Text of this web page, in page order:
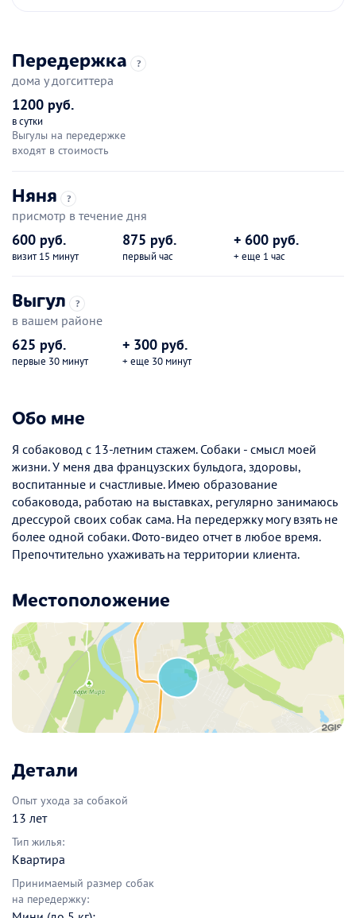
Передержка ?
дома у догситтера
1200 руб.
в сутки
Выгулы на передержке
входят в стоимость
Няня ?
присмотр в течение дня
600 руб.
визит 15 минут
875 руб.
первый час
+ 600 руб.
+ еще 1 час
Выгул ?
в вашем районе
625 руб.
первые 30 минут
+ 300 руб.
+ еще 30 минут
Обо мне
Я собаковод с 13-летним стажем. Собаки - смысл моей
жизни. У меня два французских бульдога, здоровы,
воспитанные и счастливые. Имею образование
собаковода, работаю на выставках, регулярно занимаюсь
дрессурой своих собак сама. На передержку могу взять не
более одной собаки. Фото-видео отчет в любое время.
Препочтительно ухаживать на территории клиента.
Местоположение
Детали
Опыт ухода за собакой
13 лет
Тип жилья:
Квартира
Принимаемый размер собак
на передержку: